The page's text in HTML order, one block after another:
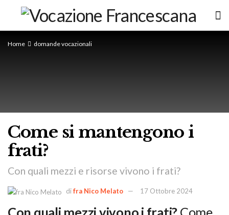
Home domande vocazionali
Come si mantengono i
frati?
Con quali mezzi e risorse vivono i frati?
difra Nico Melato 17 Ottobre 2024
Con quali mezzi vivono i frati? Come